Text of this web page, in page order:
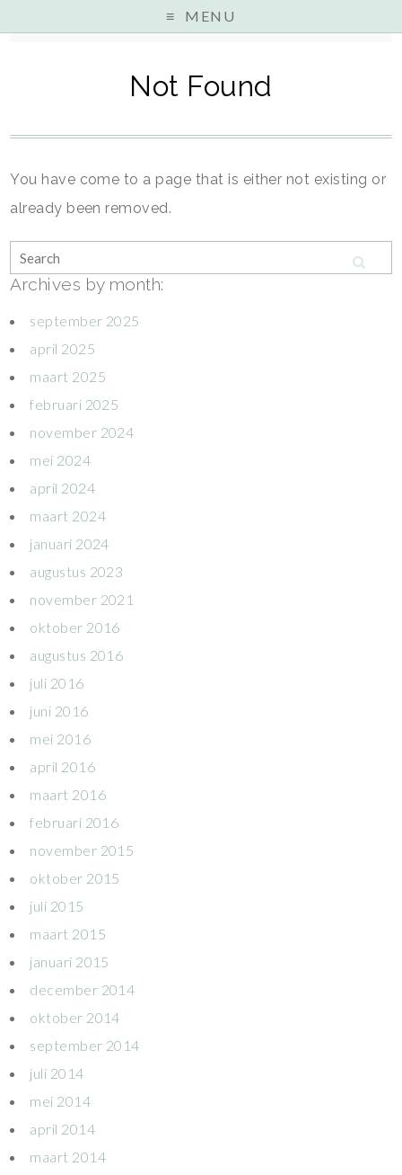
MENU
Not Found
You have come to a page that is either not existing or
already been removed.
Archives by month:
september 2025
april 2025
maart 2025
februari 2025
november 2024
mei 2024
april 2024
maart 2024
januari 2024
augustus 2023
november 2021
oktober 2016
augustus 2016
juli 2016
juni 2016
mei 2016
april 2016
maart 2016
februari 2016
november 2015
oktober 2015
juli 2015
maart 2015
januari 2015
december 2014
oktober 2014
september 2014
juli 2014
mei 2014
april 2014
maart 2014